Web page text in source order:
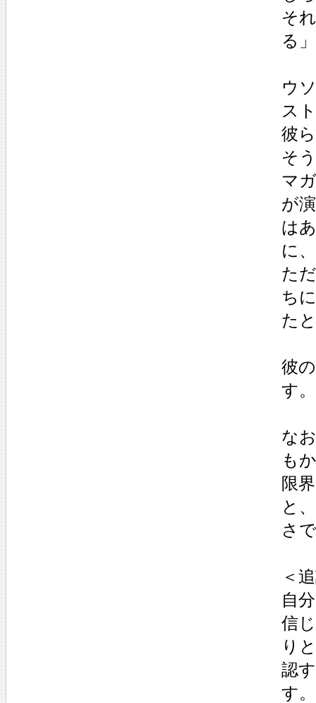
そ
る
ウ
ス
彼
そ
マ
が
は
に
た
ち
た
彼
す。
な
も
限
と
さ
＜
自
信
り
認
す